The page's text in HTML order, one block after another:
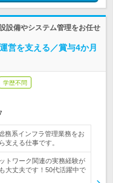
設備やシステム管理をお任せ
営を支える／賞与4か月
学歴不問
務系インフラ管理業務をお
支える仕事です。
トワーク関連の実務経験が
大丈夫です！50代活躍中で